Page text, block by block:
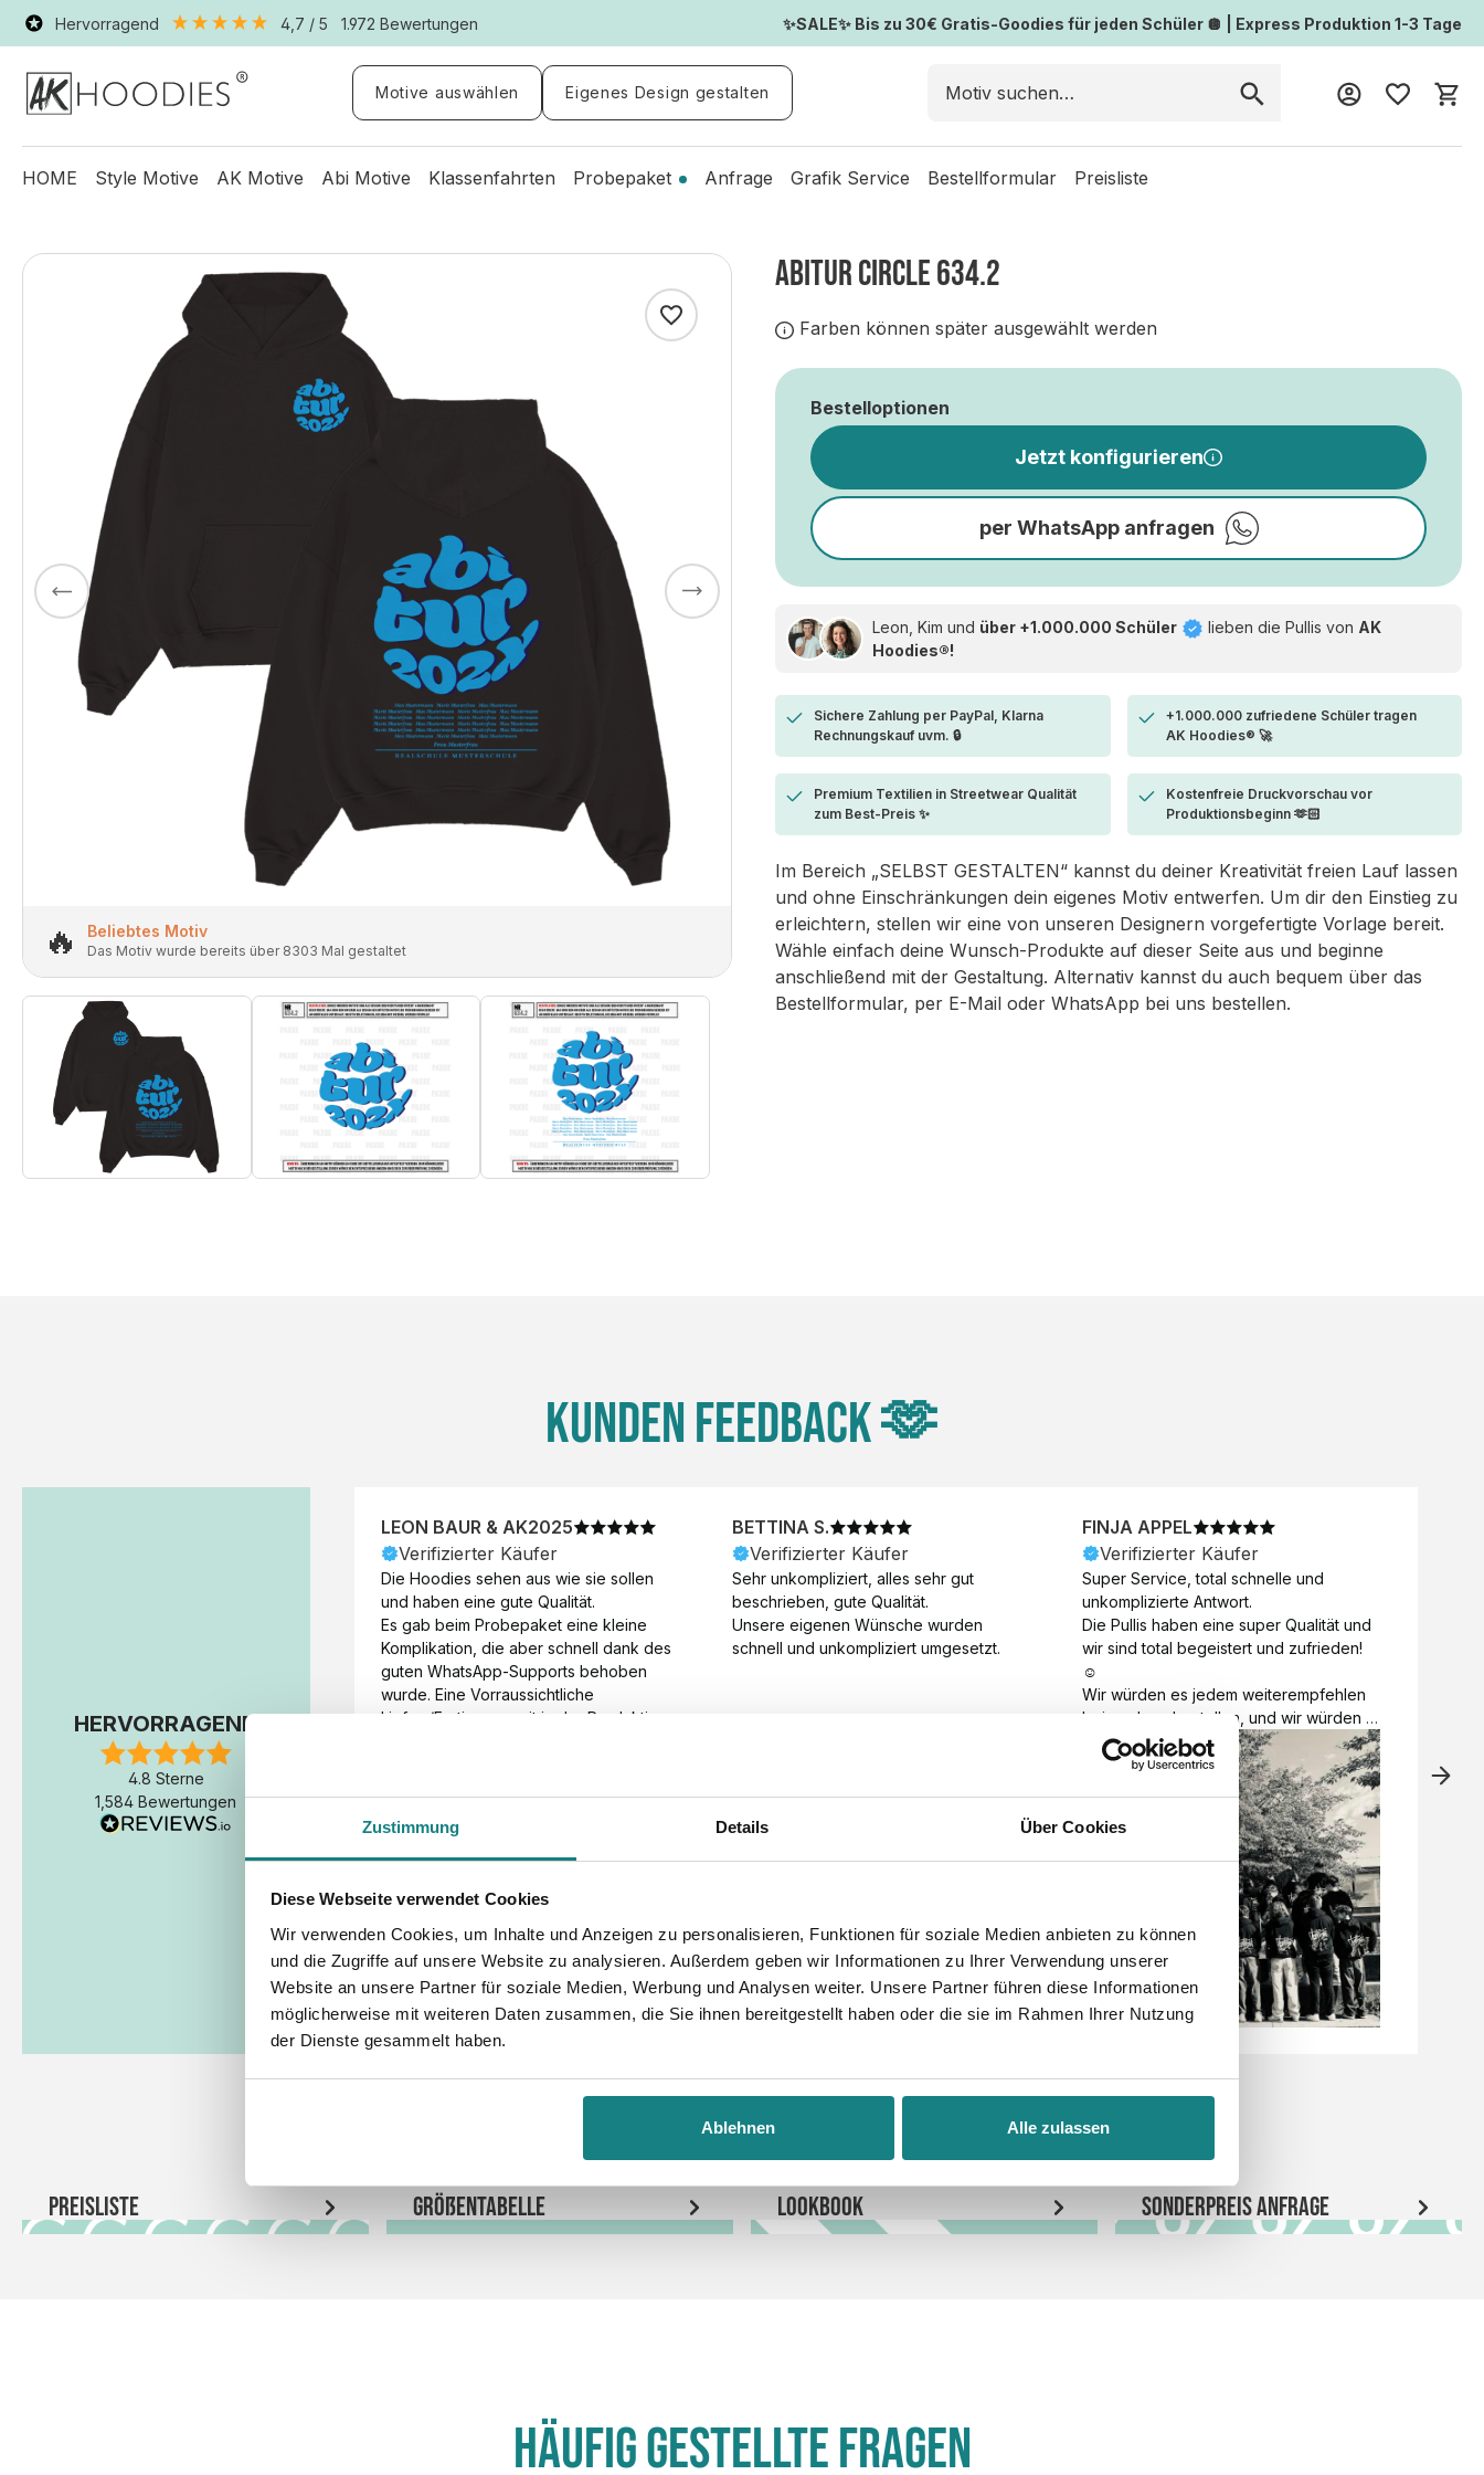
Zustimmung Details Über Cookies
Diese Webseite verwendet Cookies
Wir verwenden Cookies, um Inhalte und Anzeigen zu personalisieren, Funktionen für soziale Medien anbieten zu können
und die Zugriffe auf unsere Website zu analysieren. Außerdem geben wir Informationen zu Ihrer Verwendung unserer
Website an unsere Partner für soziale Medien, Werbung und Analysen weiter. Unsere Partner führen diese Informationen
möglicherweise mit weiteren Daten zusammen, die Sie ihnen bereitgestellt haben oder die sie im Rahmen Ihrer Nutzung
der Dienste gesammelt haben.
Ablehnen Alle zulassen
Hervorragend 4,7 / 5 1.972 Bewertungen ✨SALE✨ Bis zu 30€ Gratis-Goodies für jeden Schüler 🪩 | Express Produktion 1-3 Tage
Motive auswählen Eigenes Design gestalten
HOME Style Motive AK Motive Abi Motive Klassenfahrten Probepaket Anfrage Grafik Service Bestellformular Preisliste
🔥 Beliebtes Motiv
Das Motiv wurde bereits über 8303 Mal gestaltet
ABITUR CIRCLE 634.2
Farben können später ausgewählt werden
Bestelloptionen
Jetzt konfigurieren
per WhatsApp anfragen
Leon, Kim und über +1.000.000 Schüler lieben die Pullis von AK
Hoodies®!
Sichere Zahlung per PayPal, Klarna
Rechnungskauf uvm. 🔒
+1.000.000 zufriedene Schüler tragen
AK Hoodies® 🚀
Premium Textilien in Streetwear Qualität
zum Best-Preis ✨
Kostenfreie Druckvorschau vor
Produktionsbeginn 🫶🏻
Im Bereich „SELBST GESTALTEN“ kannst du deiner Kreativität freien Lauf lassen
und ohne Einschränkungen dein eigenes Motiv entwerfen. Um dir den Einstieg zu
erleichtern, stellen wir eine von unseren Designern vorgefertigte Vorlage bereit.
Wähle einfach deine Wunsch-Produkte auf dieser Seite aus und beginne
anschließend mit der Gestaltung. Alternativ kannst du auch bequem über das
Bestellformular, per E-Mail oder WhatsApp bei uns bestellen.
Kunden Feedback 🫶
HERVORRAGEND
4.8 Sterne
1,584 Bewertungen
LEON BAUR & AK2025
Verifizierter Käufer
Die Hoodies sehen aus wie sie sollen
und haben eine gute Qualität.
Es gab beim Probepaket eine kleine
Komplikation, die aber schnell dank des
guten WhatsApp-Supports behoben
wurde. Eine Vorraussichtliche
Liefer-/Fertigungszeit in der Produktion
Fertigstellung der Produktion.
BETTINA S.
Verifizierter Käufer
Sehr unkompliziert, alles sehr gut
beschrieben, gute Qualität.
Unsere eigenen Wünsche wurden
schnell und unkompliziert umgesetzt.
FINJA APPEL
Verifizierter Käufer
Super Service, total schnelle und
unkomplizierte Antwort.
Die Pullis haben eine super Qualität und
wir sind total begeistert und zufrieden!
☺️
Wir würden es jedem weiterempfehlen
bei euch zu bestellen, und wir würden
es auch sofort nochmal tun!
Vielen Dank für alles 😊
Preisliste Größentabelle LookBook Sonderpreis Anfrage
Häufig gestellte Fragen